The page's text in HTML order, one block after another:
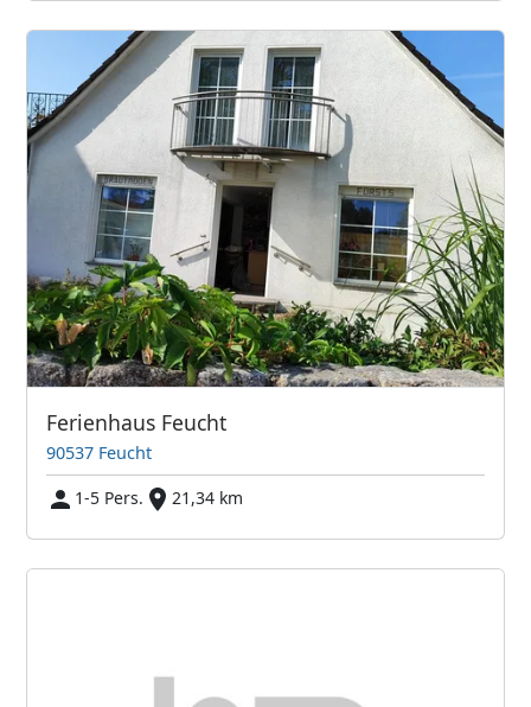
Ferienhaus Feucht
90537 Feucht
1-5 Pers.
21,34 km